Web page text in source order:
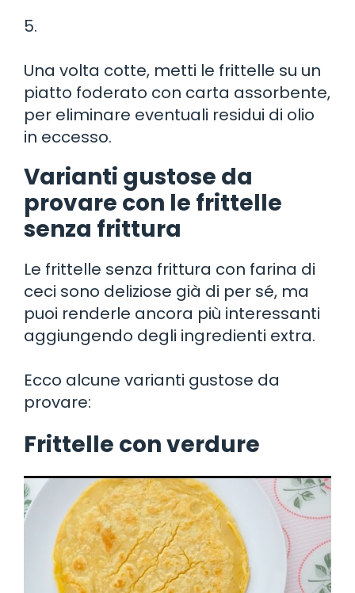
5.
Una volta cotte, metti le frittelle su un
piatto foderato con carta assorbente,
per eliminare eventuali residui di olio
in eccesso.
Varianti gustose da
provare con le frittelle
senza frittura
Le frittelle senza frittura con farina di
ceci sono deliziose già di per sé, ma
puoi renderle ancora più interessanti
aggiungendo degli ingredienti extra.
Ecco alcune varianti gustose da
provare:
Frittelle con verdure